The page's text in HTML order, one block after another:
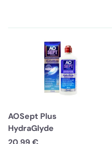
AOSept Plus
HydraGlyde